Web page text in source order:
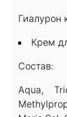
Гиалурон
Крем
Состав:
Aqua,